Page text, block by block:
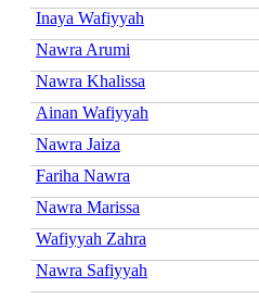
Inaya Wafiyyah
Nawra Arumi
Nawra Khalissa
Ainan Wafiyyah
Nawra Jaiza
Fariha Nawra
Nawra Marissa
Wafiyyah Zahra
Nawra Safiyyah